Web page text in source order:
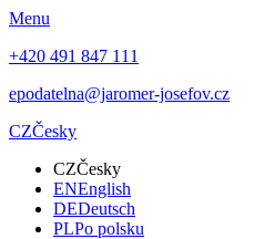
Menu
+420 491 847 111
epodatelna@jaromer-josefov.cz
CZČesky
CZČesky
ENEnglish
DEDeutsch
PLPo polsku